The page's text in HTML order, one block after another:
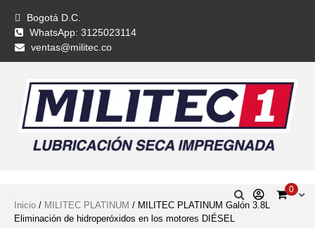
Bogotá D.C.
WhatsApp: 3125023114
ventas@militec.co
0
Inicio / MILITEC PLATINUM / MILITEC PLATINUM Galón 3.8L
Eliminación de hidroperóxidos en los motores DIÉSEL